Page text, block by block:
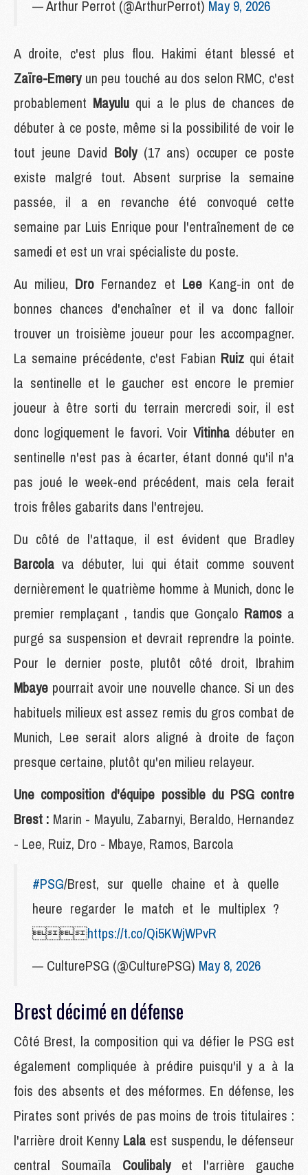
— Arthur Perrot (@ArthurPerrot) May 9, 2026
A droite, c'est plus flou. Hakimi étant blessé et
Zaïre-Emery un peu touché au dos selon RMC, c'est
probablement Mayulu qui a le plus de chances de
débuter à ce poste, même si la possibilité de voir le
tout jeune David Boly (17 ans) occuper ce poste
existe malgré tout. Absent surprise la semaine
passée, il a en revanche été convoqué cette
semaine par Luis Enrique pour l'entraînement de ce
samedi et est un vrai spécialiste du poste.
Au milieu, Dro Fernandez et Lee Kang-in ont de
bonnes chances d'enchaîner et il va donc falloir
trouver un troisième joueur pour les accompagner.
La semaine précédente, c'est Fabian Ruiz qui était
la sentinelle et le gaucher est encore le premier
joueur à être sorti du terrain mercredi soir, il est
donc logiquement le favori. VoirVitinha débuter en
sentinelle n'est pas à écarter, étant donné qu'il n'a
pas joué le week-end précédent, mais cela ferait
trois frêles gabarits dans l'entrejeu.
Du côté de l'attaque, il est évident que Bradley
Barcola va débuter, lui qui était comme souvent
dernièrement le quatrième homme à Munich, donc le
premier remplaçant , tandis que Gonçalo Ramos a
purgé sa suspension et devrait reprendre la pointe.
Pour le dernier poste, plutôt côté droit, Ibrahim
Mbaye pourrait avoir une nouvelle chance. Si un des
habituels milieux est assez remis du gros combat de
Munich, Lee serait alors aligné à droite de façon
presque certaine, plutôt qu'en milieu relayeur.
Une composition d'équipe possible du PSG contre
Brest : Marin - Mayulu, Zabarnyi, Beraldo, Hernandez
- Lee, Ruiz, Dro - Mbaye, Ramos, Barcola
#PSG/Brest, sur quelle chaine et à quelle
heure regarder le match et le multiplex ?
https://t.co/Qi5KWjWPvR
— CulturePSG (@CulturePSG) May 8, 2026
Brest décimé en défense
Côté Brest, la composition qui va défier le PSG est
également compliquée à prédire puisqu'il y a à la
fois des absents et des méformes. En défense, les
Pirates sont privés de pas moins de trois titulaires :
l'arrière droit Kenny Lala est suspendu, le défenseur
central Soumaïla Coulibaly et l'arrière gauche